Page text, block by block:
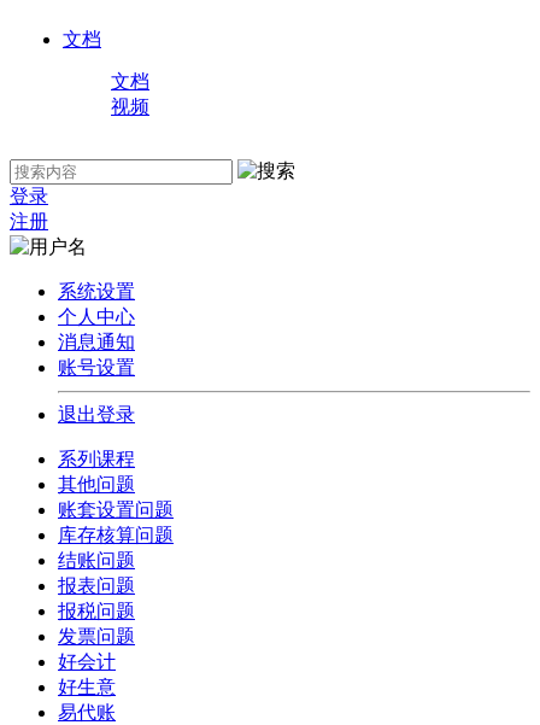
文档
文档
视频
登录
注册
系统设置
个人中心
消息通知
账号设置
退出登录
系列课程
其他问题
账套设置问题
库存核算问题
结账问题
报表问题
报税问题
发票问题
好会计
好生意
易代账